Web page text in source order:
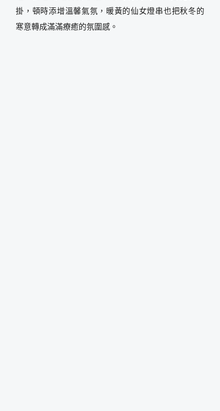
掛，頓時添增溫馨氣氛，暖黃的仙女燈串也把秋冬的
寒意轉成滿滿療癒的氛圍感。